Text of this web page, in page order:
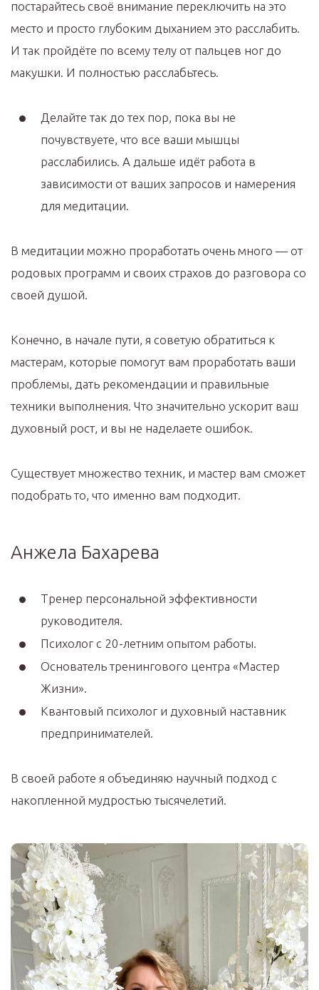
постарайтесь своё внимание переключить на это
место и просто глубоким дыханием это расслабить.
И так пройдёте по всему телу от пальцев ног до
макушки. И полностью расслабьтесь.
Делайте так до тех пор, пока вы не
почувствуете, что все ваши мышцы
расслабились. А дальше идёт работа в
зависимости от ваших запросов и намерения
для медитации.
В медитации можно проработать очень много — от
родовых программ и своих страхов до разговора со
своей душой.
Конечно, в начале пути, я советую обратиться к
мастерам, которые помогут вам проработать ваши
проблемы, дать рекомендации и правильные
техники выполнения. Что значительно ускорит ваш
духовный рост, и вы не наделаете ошибок.
Существует множество техник, и мастер вам сможет
подобрать то, что именно вам подходит.
Анжела Бахарева
Тренер персональной эффективности
руководителя.
Психолог с 20-летним опытом работы.
Основатель тренингового центра «Мастер
Жизни».
Квантовый психолог и духовный наставник
предпринимателей.
В своей работе я объединяю научный подход с
накопленной мудростью тысячелетий.